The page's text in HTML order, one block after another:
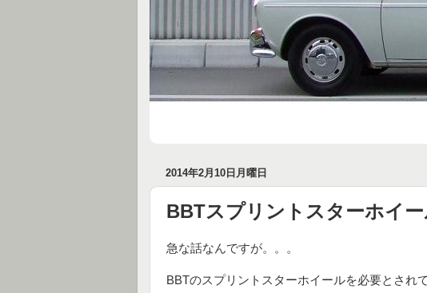
2014年2月10日月曜日
BBTスプリントスターホイ
急な話なんですが。。。
BBTのスプリントスターホイールを必要とされ